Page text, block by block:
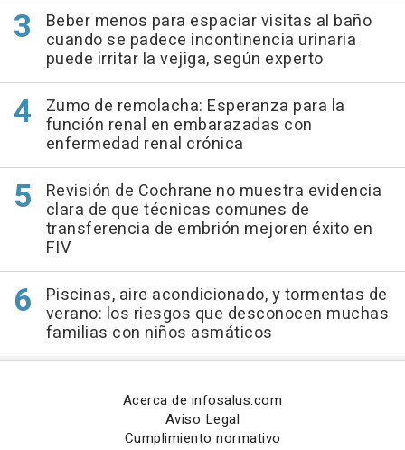
Beber menos para espaciar visitas al baño
cuando se padece incontinencia urinaria
puede irritar la vejiga, según experto
Zumo de remolacha: Esperanza para la
función renal en embarazadas con
enfermedad renal crónica
Revisión de Cochrane no muestra evidencia
clara de que técnicas comunes de
transferencia de embrión mejoren éxito en
FIV
Piscinas, aire acondicionado, y tormentas de
verano: los riesgos que desconocen muchas
familias con niños asmáticos
Acerca de infosalus.com
Aviso Legal
Cumplimiento normativo